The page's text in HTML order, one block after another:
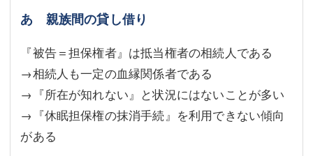
あ 親族間の貸し借り
『被告＝担保権者』は抵当権者の相続人である
→相続人も一定の血縁関係者である
→『所在が知れない』と状況にはないことが多い
→『休眠担保権の抹消手続』を利用できない傾向
がある